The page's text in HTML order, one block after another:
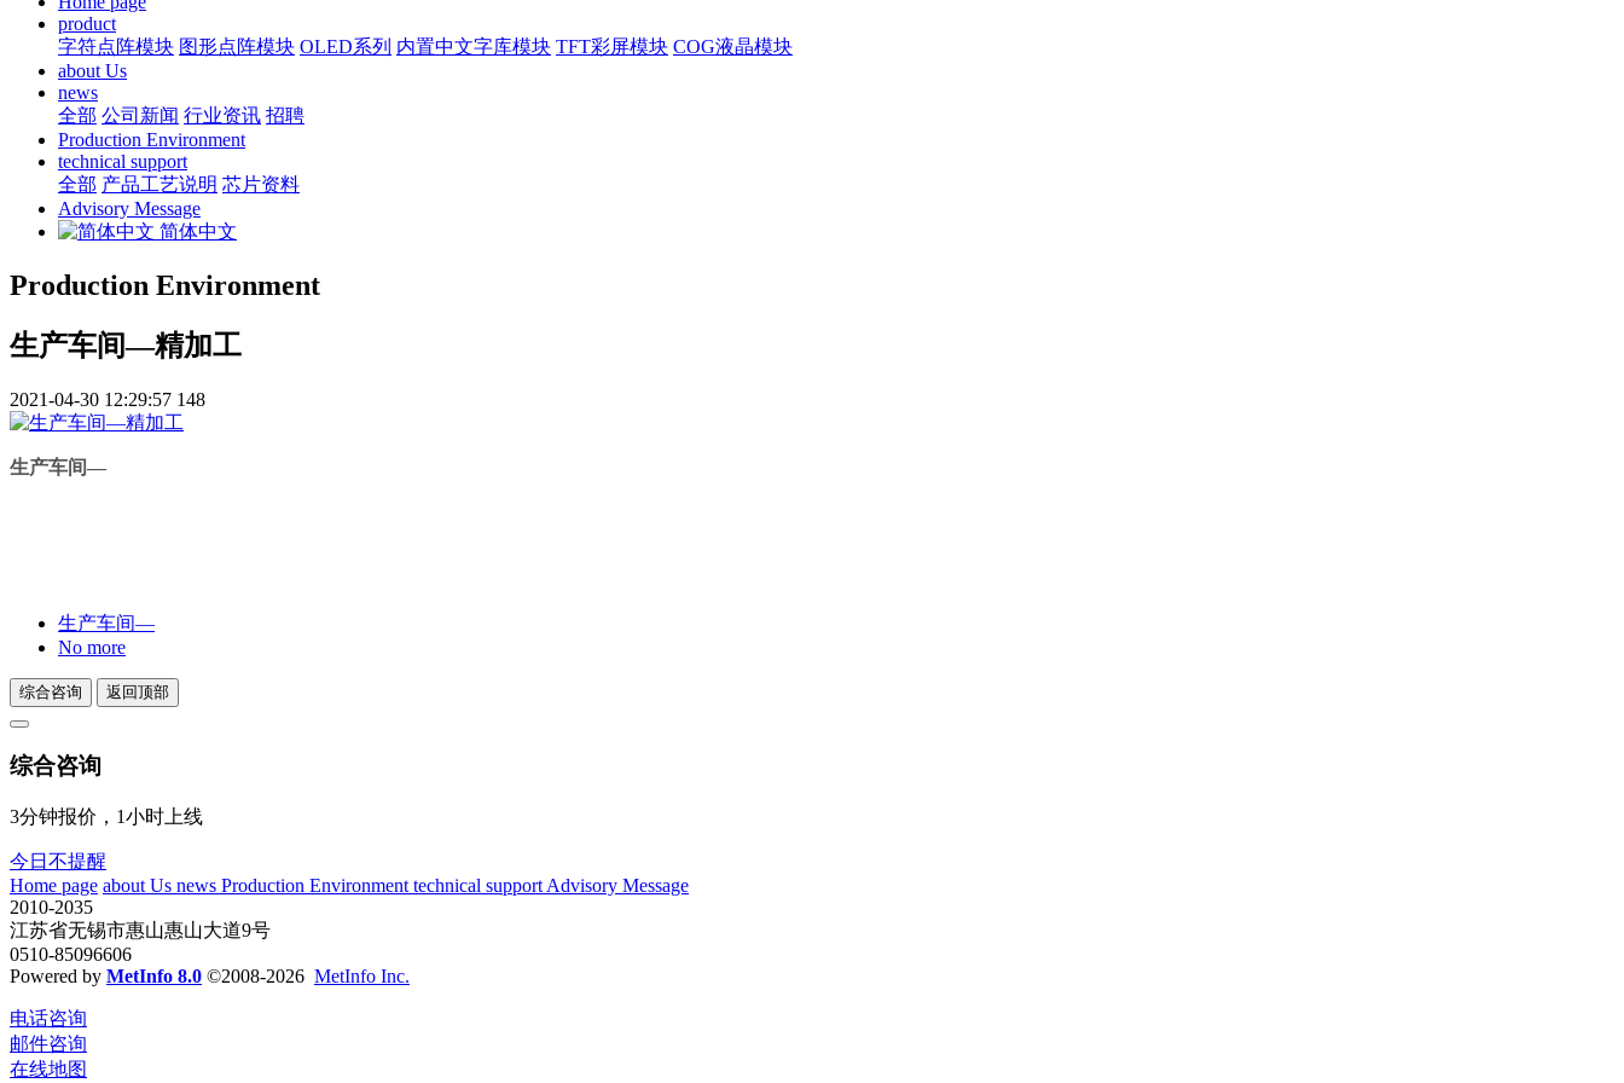
product
字符点阵模块 图形点阵模块 OLED系列 内置中文字库模块 TFT彩屏模块 COG液晶模块
about Us
news
全部 公司新闻 行业资讯 招聘
Production Environment
technical support
全部 产品工艺说明 芯片资料
Advisory Message
简体中文
Production Environment
生产车间—精加工
2021-04-30 12:29:57 148
生产车间—
生产车间—
No more
综合咨询 返回顶部
综合咨询
3分钟报价，1小时上线
今日不提醒
Home page about Us news Production Environment technical support Advisory Message
2010-2035
江苏省无锡市惠山惠山大道9号
0510-85096606
Powered by MetInfo 8.0 ©2008-2026 MetInfo Inc.
电话咨询
邮件咨询
在线地图